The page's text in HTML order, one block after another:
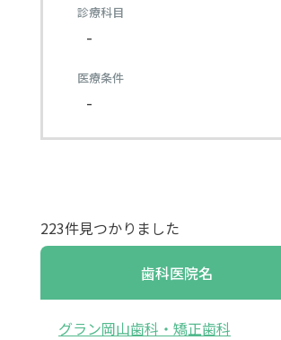
診療科目
-
医療条件
-
223件見つかりました
歯科医院名
グラン岡山歯科・矯正歯科